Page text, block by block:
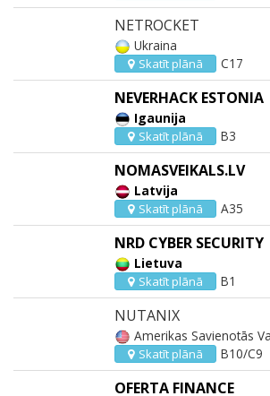
NETROCKET
Ukraina
Skatīt plānā C17
NEVERHACK ESTONIA
Igaunija
Skatīt plānā B3
NOMASVEIKALS.LV
Latvija
Skatīt plānā A35
NRD CYBER SECURITY
Lietuva
Skatīt plānā B1
NUTANIX
Amerikas Savienotās
Skatīt plānā B10/C9
OFERTA FINANCE